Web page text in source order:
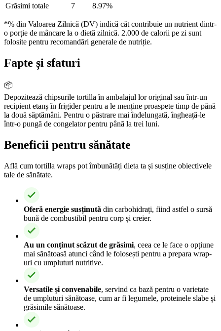
Grăsimi totale
7 8.97%
*% din Valoarea Zilnică (DV) indică cât contribuie un nutrient dintr-
o porție de mâncare la o dietă zilnică. 2.000 de calorii pe zi sunt
folosite pentru recomandări generale de nutriție.
Fapte și sfaturi
📦
Depozitează chipsurile tortilla în ambalajul lor original sau într-un
recipient etanș în frigider pentru a le menține proaspete timp de până
la două săptămâni. Pentru o păstrare mai îndelungată, îngheață-le
într-o pungă de congelator pentru până la trei luni.
Beneficii pentru sănătate
Află cum tortilla wraps pot îmbunătăți dieta ta și susține obiectivele
tale de sănătate.
Oferă energie susținută din carbohidrați, fiind astfel o sursă
bună de combustibil pentru corp și creier.
Au un conținut scăzut de grăsimi, ceea ce le face o opțiune
mai sănătoasă atunci când le folosești pentru a prepara wrap-
uri cu umpluturi nutritive.
Versatile și convenabile, servind ca bază pentru o varietate
de umpluturi sănătoase, cum ar fi legumele, proteinele slabe și
grăsimile sănătoase.